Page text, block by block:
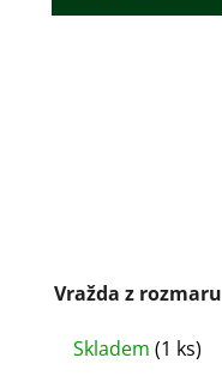
Vražda z rozmaru
Skladem (1 ks)